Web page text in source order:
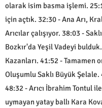
olarak isim basma işlemi.
için açtık. 32:30 - Ana Arı,
Arıcılar çalışıyor. 38:03 -
Bozkır'da Yeşil Vadeyi
Kazanları. 41:52 - Tamamen
Oluşumlu Saklı Büyük
48:32 - Arıcı İbrahim Tontul
uymayan yatay ballı Kara